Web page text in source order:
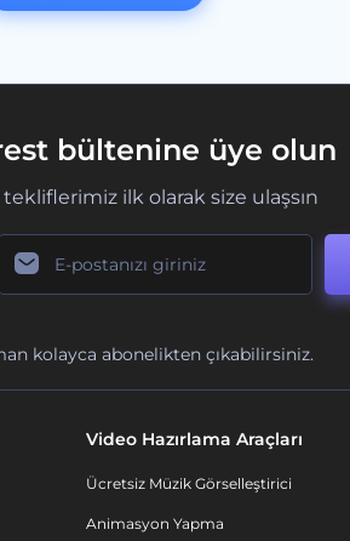
bültenine üye olun
ilk olarak size ulaşsın
kolayca abonelikten çıkabilirsiniz.
Video Hazırlama Araçları
Ücretsiz Müzik Görselleştirici
Animasyon Yapma